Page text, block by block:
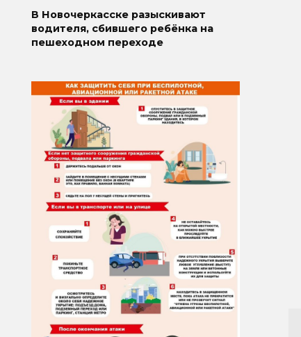
В Новочеркасске разыскивают
водителя, сбившего ребёнка на
пешеходном переходе